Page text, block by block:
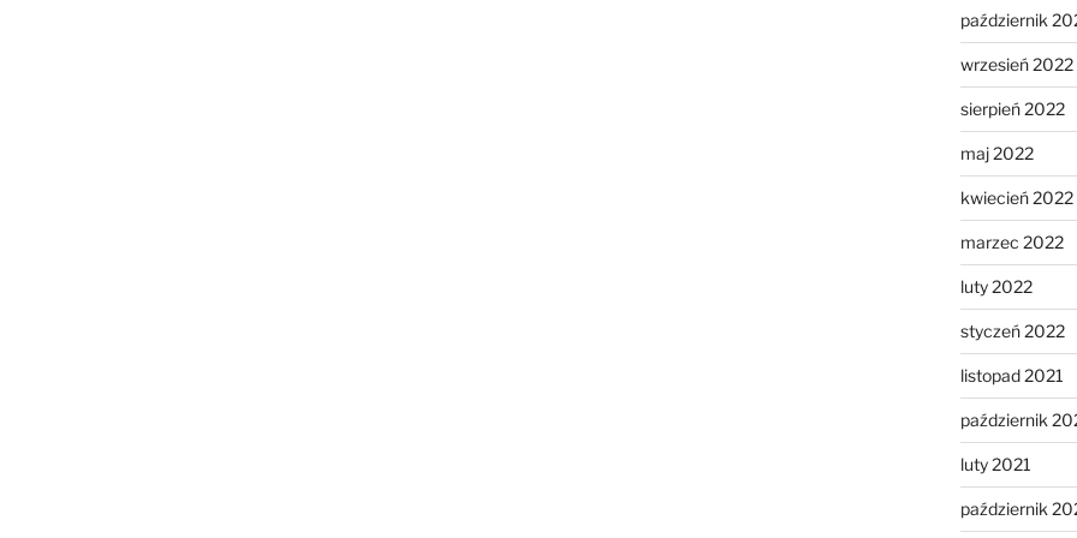
październik
wrzesień 2022
sierpień 2022
maj 2022
kwiecień 2022
marzec 2022
luty 2022
styczeń 2022
listopad 2021
październik
luty 2021
październik